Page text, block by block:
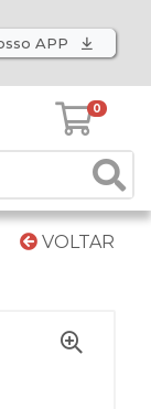
APP
0
VOLTAR